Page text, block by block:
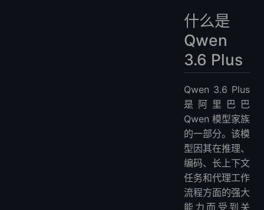
什么是
Qwen
3.6 Plus
Qwen 3.6 Plus
是阿里巴巴
Qwen 模型家族
的一部分。该模
型因其在推理、
编码、长上下文
任务和代理工作
流程方面的强大
能力而受到关